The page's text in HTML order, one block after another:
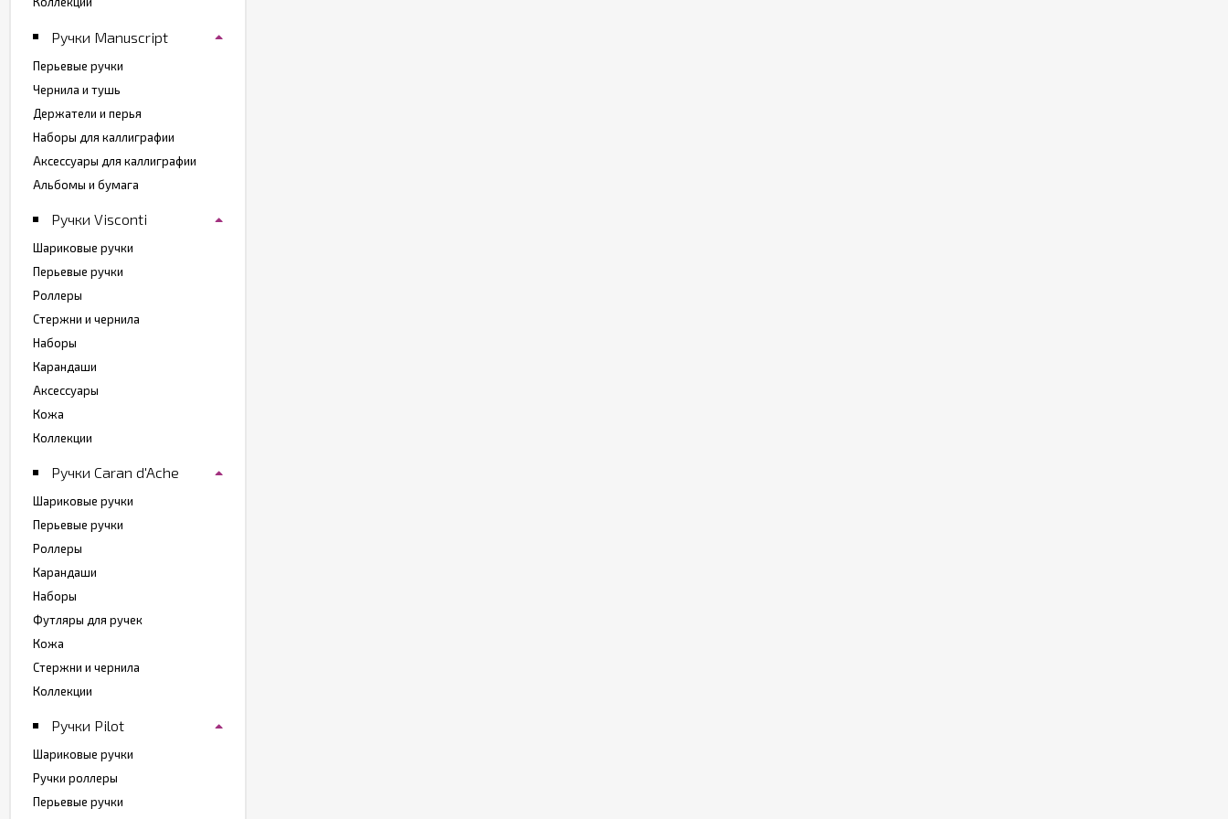
Ручки Manuscript
Перьевые ручки
Чернила и тушь
Держатели и перья
Наборы для каллиграфии
Аксессуары для каллиграфии
Альбомы и бумага
Ручки Visconti
Шариковые ручки
Перьевые ручки
Роллеры
Стержни и чернила
Наборы
Карандаши
Аксессуары
Кожа
Коллекции
Ручки Caran d'Ache
Шариковые ручки
Перьевые ручки
Роллеры
Карандаши
Наборы
Футляры для ручек
Кожа
Стержни и чернила
Коллекции
Ручки Pilot
Шариковые ручки
Ручки роллеры
Перьевые ручки